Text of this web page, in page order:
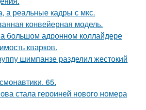
а реальные кадры с мкс.
конвейерная модель.
большом адронном коллайдере
кварков.
шимпанзе разделил жестокий
65.
стала героиней нового номера